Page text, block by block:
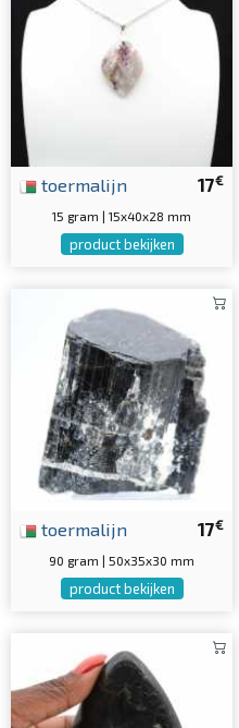
17€
toermalijn
15 gram | 15x40x28 mm
product bekijken
17€
toermalijn
90 gram | 50x35x30 mm
product bekijken